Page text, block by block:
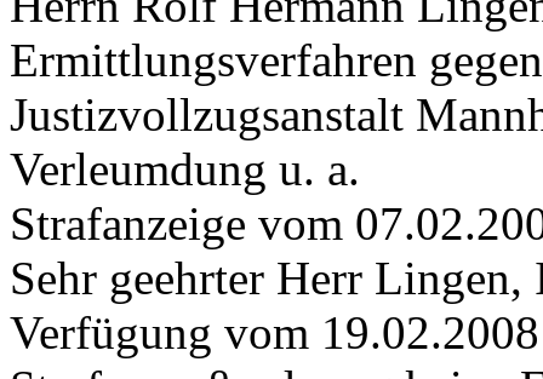
Ermittlungsverfahren
Justizvollzugsanstalt
Verleumdung u. a.
Strafanzeige vom
Sehr geehrter Herr
Verfügung vom